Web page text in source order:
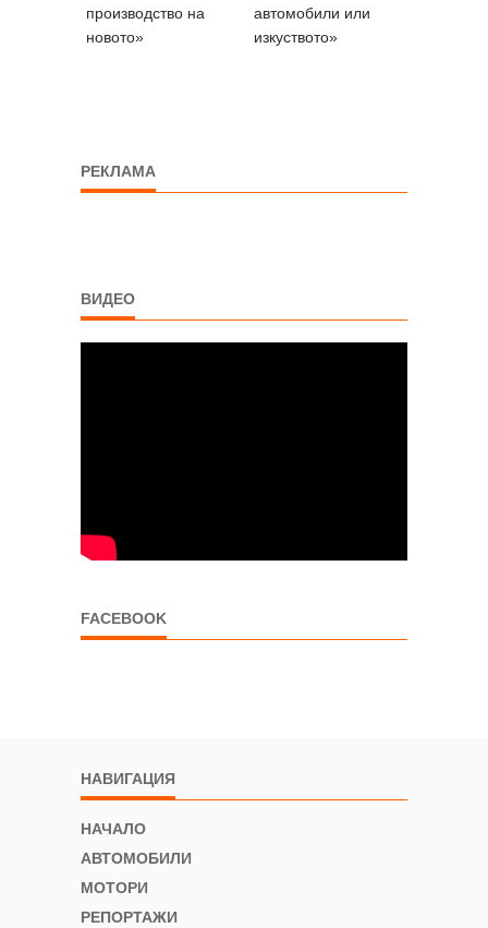
производство на
новото»
автомобили или
изкуството»
РЕКЛАМА
ВИДЕО
FACEBOOK
НАВИГАЦИЯ
НАЧАЛО
АВТОМОБИЛИ
МОТОРИ
РЕПОРТАЖИ